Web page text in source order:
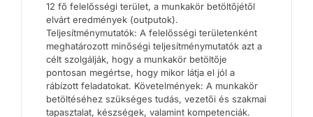
12 fő felelősségi terület, a munkakör betöltőjétől
elvárt eredmények (outputok).
Teljesítménymutatók: A felelősségi területenként
meghatározott minőségi teljesítménymutatók azt a
célt szolgálják, hogy a munkakör betöltője
pontosan megértse, hogy mikor látja el jól a
rábízott feladatokat. Követelmények: A munkakör
betöltéséhez szükséges tudás, vezetői és szakmai
tapasztalat, készségek, valamint kompetenciák.